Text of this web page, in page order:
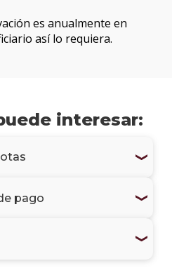
es anualmente en
así lo requiera.
interesar:
pago